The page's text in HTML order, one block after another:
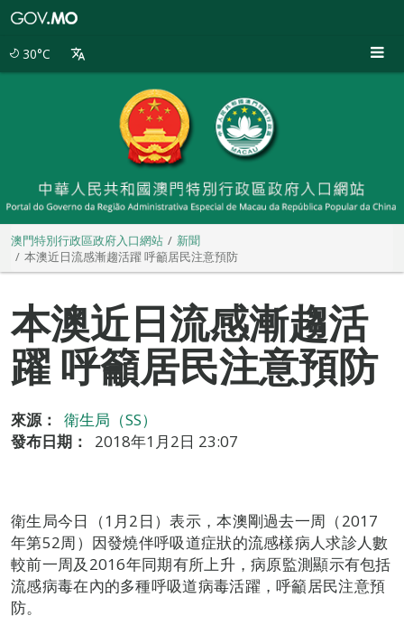
30°C
澳門特別行政區政府入口網站
新聞
本澳近日流感漸趨活躍 呼籲居民注意預防
本澳近日流感漸趨活
躍 呼籲居民注意預防
來源：
衛生局（SS）
發布日期：
2018年1月2日 23:07
衛生局今日（1月2日）表示，本澳剛過去一周（2017
年第52周）因發燒伴呼吸道症狀的流感樣病人求診人數
較前一周及2016年同期有所上升，病原監測顯示有包括
流感病毒在內的多種呼吸道病毒活躍，呼籲居民注意預
防。